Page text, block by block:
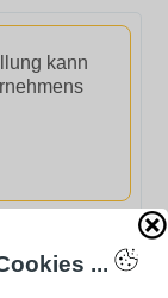
kann
...